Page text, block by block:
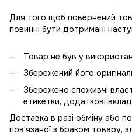
Для того щоб повернений
повинні бути дотримані
Товар не був у
Збережений його
Збережено споживчі
етикетки, додаткові
Доставка в разі обміну або
пов'язаної з браком товару,